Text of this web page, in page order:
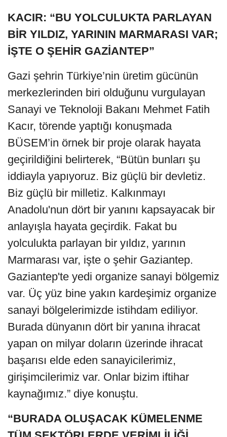
KACIR: “BU YOLCULUKTA PARLAYAN
BİR YILDIZ, YARININ MARMARASI VAR;
İŞTE O ŞEHİR GAZİANTEP”
Gazi şehrin Türkiye’nin üretim gücünün
merkezlerinden biri olduğunu vurgulayan
Sanayi ve Teknoloji Bakanı Mehmet Fatih
Kacır, törende yaptığı konuşmada
BÜSEM’in örnek bir proje olarak hayata
geçirildiğini belirterek, “Bütün bunları şu
iddiayla yapıyoruz. Biz güçlü bir devletiz.
Biz güçlü bir milletiz. Kalkınmayı
Anadolu'nun dört bir yanını kapsayacak bir
anlayışla hayata geçirdik. Fakat bu
yolculukta parlayan bir yıldız, yarının
Marmarası var, işte o şehir Gaziantep.
Gaziantep'te yedi organize sanayi bölgemiz
var. Üç yüz bine yakın kardeşimiz organize
sanayi bölgelerimizde istihdam ediliyor.
Burada dünyanın dört bir yanına ihracat
yapan on milyar doların üzerinde ihracat
başarısı elde eden sanayicilerimiz,
girişimcilerimiz var. Onlar bizim iftihar
kaynağımız.” diye konuştu.
“BURADA OLUŞACAK KÜMELENME